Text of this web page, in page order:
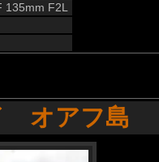
135mm F2L
オアフ島